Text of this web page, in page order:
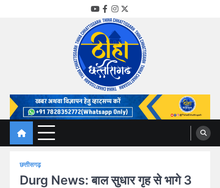
YouTube
Facebook
Instagram
Twitter
Thiha Chhattisgarh
गोठ जन-जन के
छत्तीसगढ़
Durg News: बाल सुधार गृह से भागे 3